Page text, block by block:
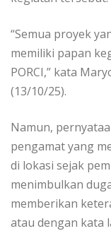
“Semua proyek
memiliki papan
PORCI,” kata
(13/10/25).
Namun,
pengamat yang
di lokasi sejak
menimbulkan
memberikan
atau dengan kata